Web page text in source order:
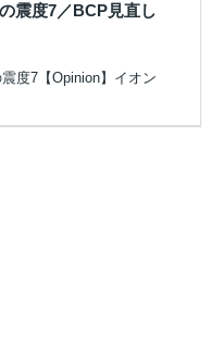
震度7／BCP見直し
度7【Opinion】イオン